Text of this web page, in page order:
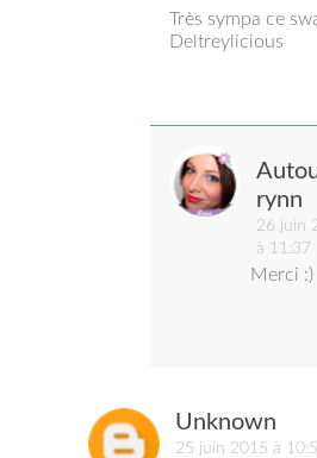
Très sympa ce
Deltreylicious
rynn
26 juin
à 11:37
Merci :)
Unknown
25 juin 2015 à